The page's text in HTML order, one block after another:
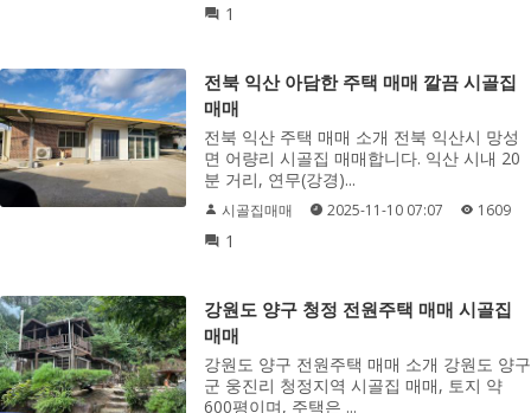
1
전북 익산 아담한 주택 매매 깔끔 시골집
매매
전북 익산 주택 매매 소개 전북 익산시 망성
면 어량리 시골집 매매합니다. 익산 시내 20
분 거리, 연무(강경)...
시골집매매 2025-11-10 07:07 1609
1
강원도 양구 청정 전원주택 매매 시골집
매매
강원도 양구 전원주택 매매 소개 강원도 양구
군 웅진리 청정지역 시골집 매매, 토지 약
600평이며, 주택은 ...